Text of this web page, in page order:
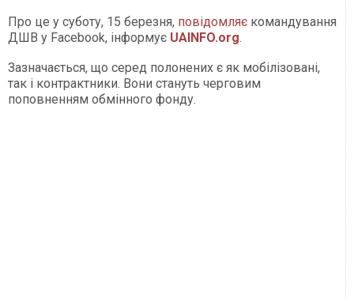
Про це у суботу, 15 березня, повідомляє командування
ДШВ у Facebook, інформує UAINFO.org.
Зазначається, що серед полонених є як мобілізовані,
так і контрактники. Вони стануть черговим
поповненням обмінного фонду.